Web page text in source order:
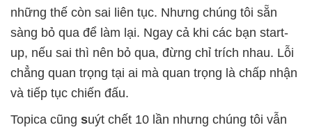
những thế còn sai liên tục. Nhưng chúng tôi sẵn
sàng bỏ qua để làm lại. Ngay cả khi các bạn start-
up, nếu sai thì nên bỏ qua, đừng chỉ trích nhau. Lỗi
chẳng quan trọng tại ai mà quan trọng là chấp nhận
và tiếp tục chiến đấu.
Topica cũng suýt chết 10 lần nhưng chúng tôi vẫn